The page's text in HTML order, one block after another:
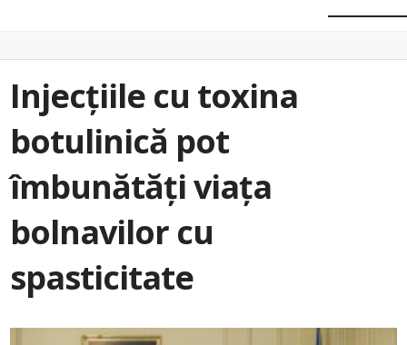
Injecțiile cu toxina
botulinică pot
îmbunătăți viața
bolnavilor cu
spasticitate